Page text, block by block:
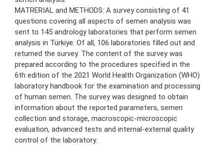
MATRERIAL and METHODS: A survey consisting of 41
questions covering all aspects of semen analysis was
sent to 145 andrology laboratories that perform semen
analysis in Türkiye. Of all, 106 laboratories filled out and
returned the survey. The content of the survey was
prepared according to the procedures specified in the
6th edition of the 2021 World Health Organization (WHO)
laboratory handbook for the examination and processing
of human semen. The survey was designed to obtain
information about the reported parameters, semen
collection and storage, macroscopic-microscopic
evaluation, advanced tests and internal-external quality
control of the laboratory.